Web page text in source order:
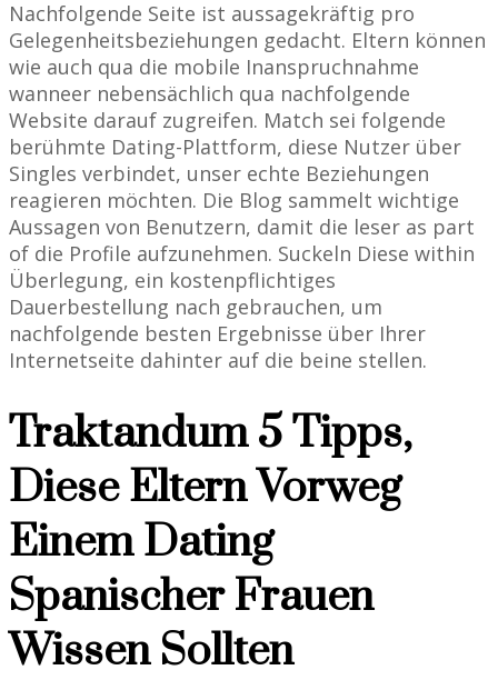
Nachfolgende Seite ist aussagekräftig pro
Gelegenheitsbeziehungen gedacht. Eltern können
wie auch qua die mobile Inanspruchnahme
wanneer nebensächlich qua nachfolgende
Website darauf zugreifen. Match sei folgende
berühmte Dating-Plattform, diese Nutzer über
Singles verbindet, unser echte Beziehungen
reagieren möchten. Die Blog sammelt wichtige
Aussagen von Benutzern, damit die leser as part
of die Profile aufzunehmen. Suckeln Diese within
Überlegung, ein kostenpflichtiges
Dauerbestellung nach gebrauchen, um
nachfolgende besten Ergebnisse über Ihrer
Internetseite dahinter auf die beine stellen.
Traktandum 5 Tipps,
Diese Eltern Vorweg
Einem Dating
Spanischer Frauen
Wissen Sollten